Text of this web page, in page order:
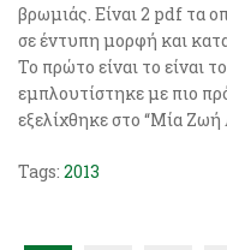
βρωμιάς. Είναι 2 pdf τα
σε έντυπη μορφή και
Το πρώτο είναι το είναι
εμπλουτίστηκε με πιο
εξελίχθηκε στο “Μία Ζωή
Tags: 2013